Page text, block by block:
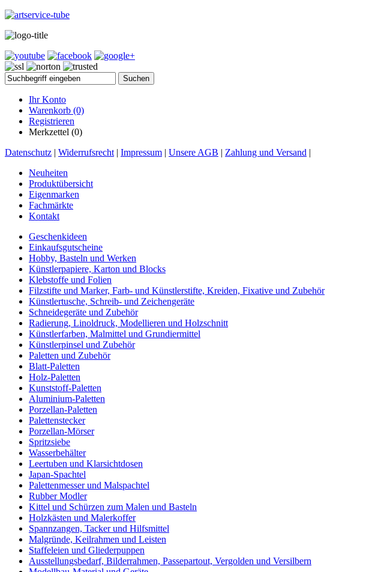
Ihr Konto
Warenkorb (0)
Registrieren
Merkzettel (0)
Datenschutz | Widerrufsrecht | Impressum | Unsere AGB | Zahlung und Versand |
Neuheiten
Produktübersicht
Eigenmarken
Fachmärkte
Kontakt
Geschenkideen
Einkaufsgutscheine
Hobby, Basteln und Werken
Künstlerpapiere, Karton und Blocks
Klebstoffe und Folien
Filzstifte und Marker, Farb- und Künstlerstifte, Kreiden, Fixative und Zubehör
Künstlertusche, Schreib- und Zeichengeräte
Schneidegeräte und Zubehör
Radierung, Linoldruck, Modellieren und Holzschnitt
Künstlerfarben, Malmittel und Grundiermittel
Künstlerpinsel und Zubehör
Paletten und Zubehör
Blatt-Paletten
Holz-Paletten
Kunststoff-Paletten
Aluminium-Paletten
Porzellan-Paletten
Palettenstecker
Porzellan-Mörser
Spritzsiebe
Wasserbehälter
Leertuben und Klarsichtdosen
Japan-Spachtel
Palettenmesser und Malspachtel
Rubber Modler
Kittel und Schürzen zum Malen und Basteln
Holzkästen und Malerkoffer
Spannzangen, Tacker und Hilfsmittel
Malgründe, Keilrahmen und Leisten
Staffeleien und Gliederpuppen
Ausstellungsbedarf, Bilderrahmen, Passepartout, Vergolden und Versilbern